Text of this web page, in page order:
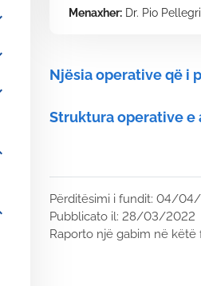
Menaxher: Dr. Pio
Njësia operative që i
Struktura operative e
Përditësimi i fundit: 04/
Pubblicato il: 28/03/2022
Raporto një gabim në këtë